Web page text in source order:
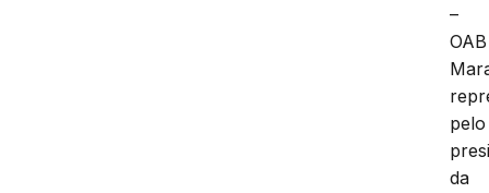
–
OAB
pelo
da